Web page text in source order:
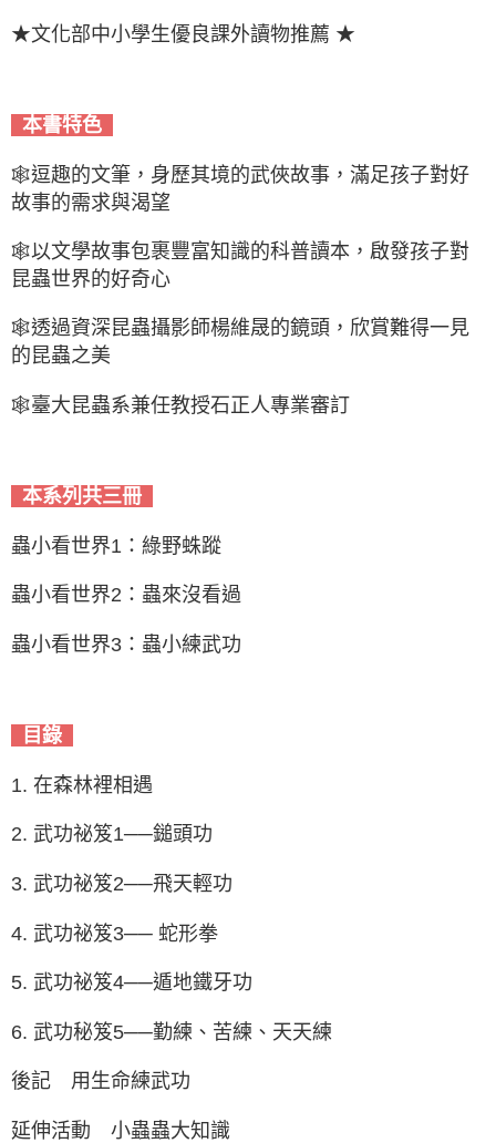
★文化部中小學生優良課外讀物推薦 ★
本書特色
🕸逗趣的文筆，身歷其境的武俠故事，滿足孩子對好
故事的需求與渴望
🕸以文學故事包裹豐富知識的科普讀本，啟發孩子對
昆蟲世界的好奇心
🕸透過資深昆蟲攝影師楊維晟的鏡頭，欣賞難得一見
的昆蟲之美
🕸臺大昆蟲系兼任教授石正人專業審訂
本系列共三冊
蟲小看世界1：綠野蛛蹤
蟲小看世界2：蟲來沒看過
蟲小看世界3：蟲小練武功
目錄
1. 在森林裡相遇
2. 武功祕笈1──鎚頭功
3. 武功祕笈2──飛天輕功
4. 武功祕笈3── 蛇形拳
5. 武功祕笈4──遁地鐵牙功
6. 武功秘笈5──勤練、苦練、天天練
後記 用生命練武功
延伸活動 小蟲蟲大知識